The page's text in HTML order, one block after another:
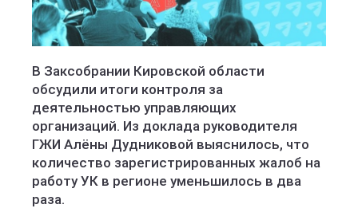
В Заксобрании Кировской области
обсудили итоги контроля за
деятельностью управляющих
организаций. Из доклада руководителя
ГЖИ Алёны Дудниковой выяснилось, что
количество зарегистрированных жалоб на
работу УК в регионе уменьшилось в два
раза.